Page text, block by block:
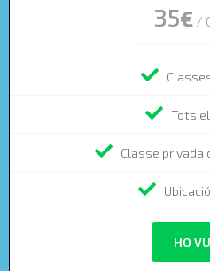
35€ /
Tots
Classe privada
HO